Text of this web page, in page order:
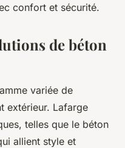
confort et sécurité.
de béton
variée de
extérieur. Lafarge
telles que le béton
allient style et